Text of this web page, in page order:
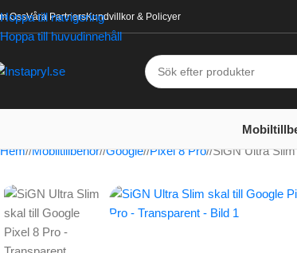
Hoppa till navigering
Hoppa till huvudinnehåll
OssVåra PartnersKundvillkor & Policyer
Hem/ Mobiltillbehör/ Google/ Pixel 8 Pro/ SiGN Ultra